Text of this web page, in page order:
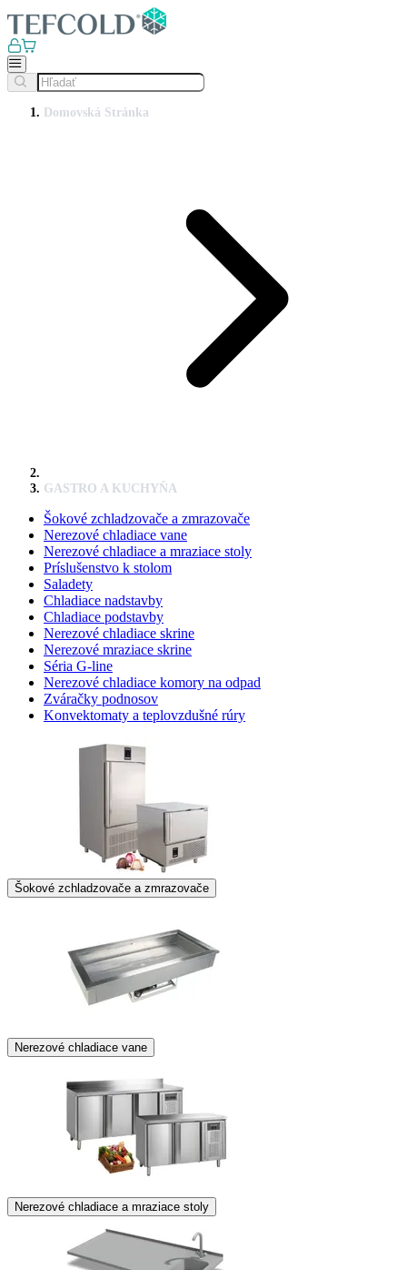
Domovská Stránka
GASTRO A KUCHYŇA
Šokové zchladzovače a zmrazovače
Nerezové chladiace vane
Nerezové chladiace a mraziace stoly
Príslušenstvo k stolom
Saladety
Chladiace nadstavby
Chladiace podstavby
Nerezové chladiace skrine
Nerezové mraziace skrine
Séria G-line
Nerezové chladiace komory na odpad
Zváračky podnosov
Konvektomaty a teplovzdušné rúry
Šokové zchladzovače a zmrazovače
Nerezové chladiace vane
Nerezové chladiace a mraziace stoly